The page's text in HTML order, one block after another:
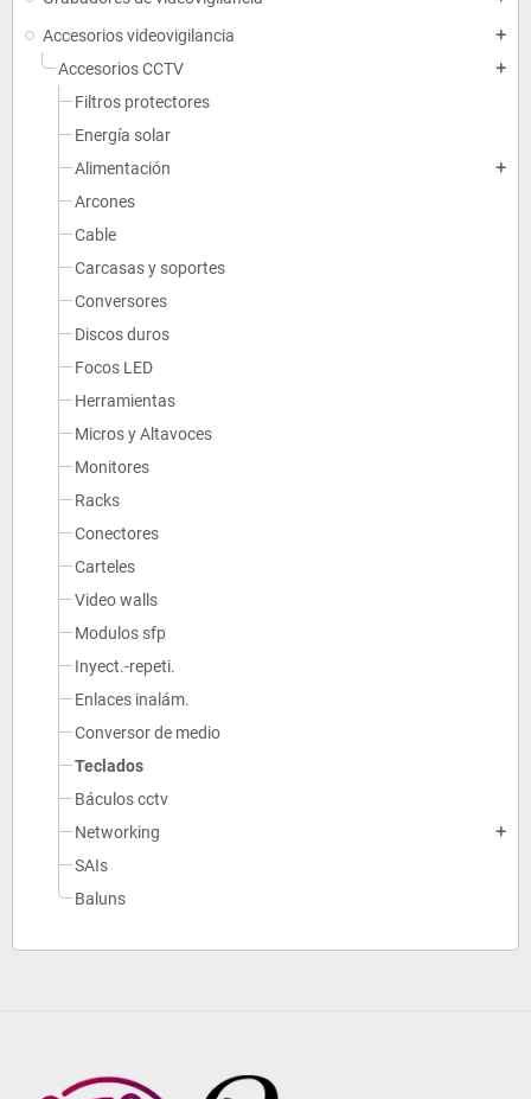
Accesorios videovigilancia add
Accesorios CCTV add
Filtros protectores
Energía solar
Alimentación
add
Arcones
Cable
Carcasas y soportes
Conversores
Discos duros
Focos LED
Herramientas
Micros y Altavoces
Monitores
Racks
Conectores
Carteles
Video walls
Modulos sfp
Inyect.-repeti.
Enlaces inalám.
Conversor de medio
Teclados
Báculos cctv
Networking
add
SAIs
Baluns